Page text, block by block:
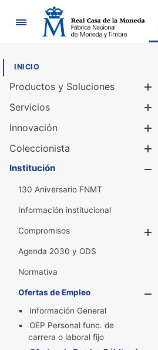
Navegación
INICIO
Productos y Soluciones
Servicios
Innovación
Coleccionista
Institución
130 Aniversario FNMT
Información institucional
Compromisos
Agenda 2030 y ODS
Normativa
Ofertas de Empleo
Información General
OEP Personal func. de
carrera o laboral fijo